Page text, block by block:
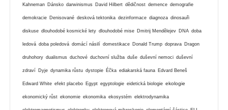
Kahneman Dánsko darwinismus David Hilbert dědičnost demence demografie
demokracie Denisované desková tektonika dezinformace diagnoza dinosauři
diskuse dlouhodobé kosmické lety dlouhodobé mise Dmitrij Mendělejev DNA doba
ledová doba poledová domácí násilí domestikace Donald Trump doprava Dragon
druhohory dualismus duchové duchovní služba duše duševní nemoci duševní
zdraví Dyje dynamika růstu dystopie Éčka ediakarská fauna Edvard Beneš
Edward White efekt placebo Egypt egyptologie eidetická biologie ekologie
ekonomický růst ekonomie ekonomika ekosystém elektrodynamika